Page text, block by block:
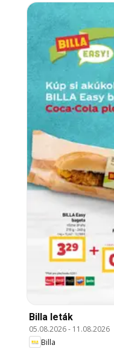
Billa leták
05.08.2026- 11.08.2026
Billa